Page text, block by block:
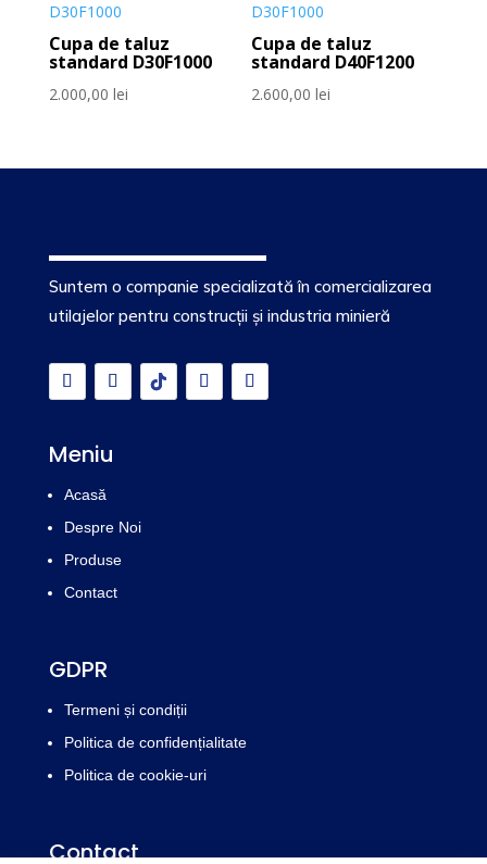
Cupa de taluz
standard D30F1000
2.000,00 lei
Cupa de taluz
standard D40F1200
2.600,00lei
Suntem o companie specializată în comercializarea
utilajelor pentru construcții și industria minieră
Meniu
Acasă
Despre Noi
Produse
Contact
GDPR
Termeni și condiții
Politica de confidențialitate
Politica de cookie-uri
Contact